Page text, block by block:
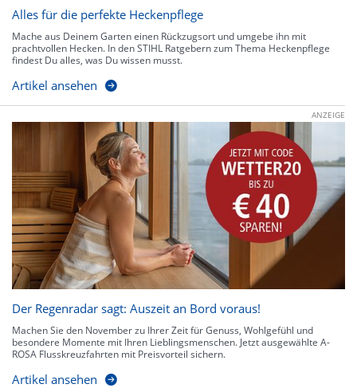
Alles für die perfekte Heckenpflege
Mache aus Deinem Garten einen Rückzugsort und umgebe ihn mit
prachtvollen Hecken. In den STIHL Ratgebern zum Thema Heckenpflege
findest Du alles, was Du wissen musst.
Artikel ansehen
ANZEIGE
Der Regenradar sagt: Auszeit an Bord voraus!
Machen Sie den November zu Ihrer Zeit für Genuss, Wohlgefühl und
besondere Momente mit Ihren Lieblingsmenschen. Jetzt ausgewählte A-
ROSA Flusskreuzfahrten mit Preisvorteil sichern.
Artikel ansehen